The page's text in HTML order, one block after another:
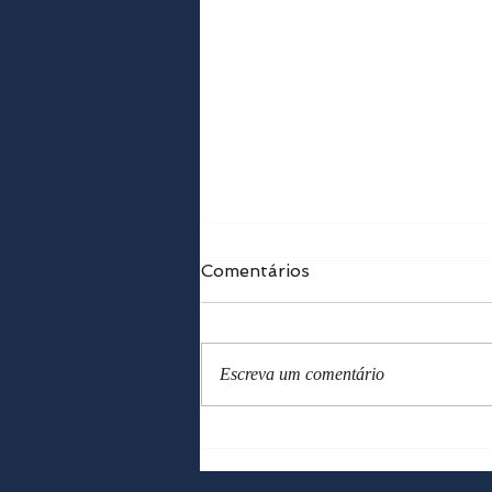
Curso de Introdução ao
Comentários
Escreva um comentário